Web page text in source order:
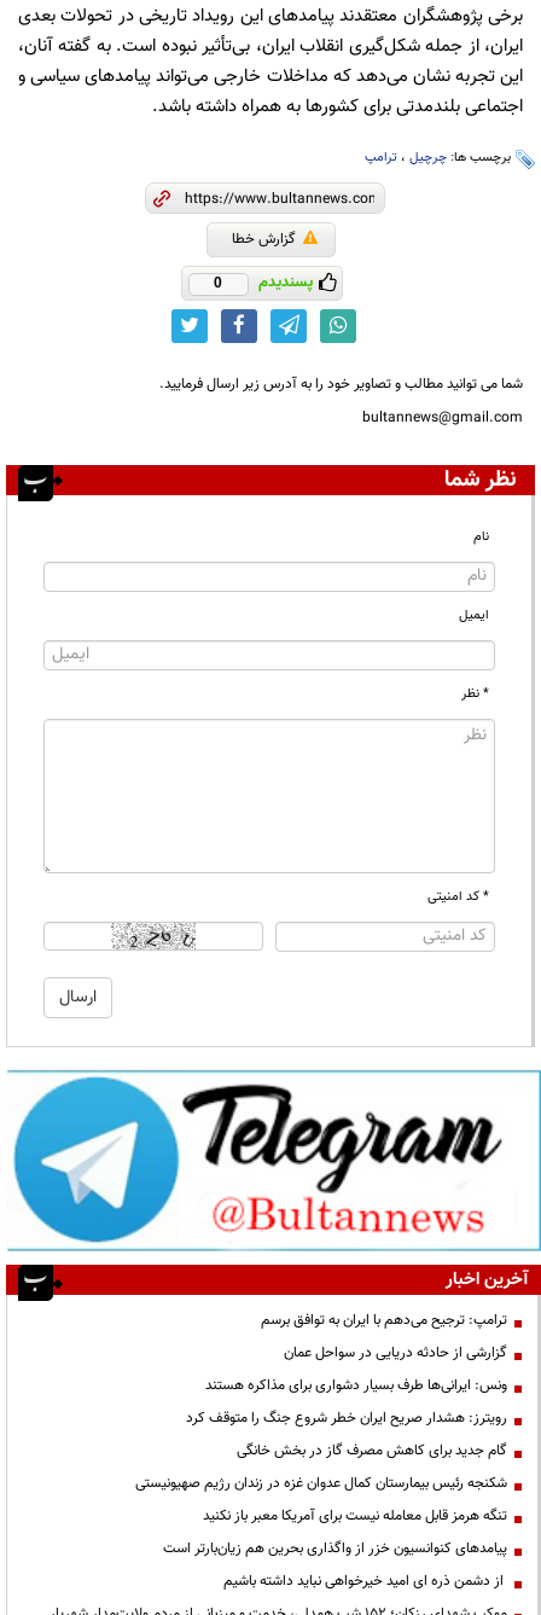
برخی پژوهشگران معتقدند پیامدهای این رویداد تاریخی در تحولات بعدی
ایران، از جمله شکل‌گیری انقلاب ایران، بی‌تأثیر نبوده است. به گفته آنان،
این تجربه نشان می‌دهد که مداخلات خارجی می‌تواند پیامدهای سیاسی و
اجتماعی بلندمدتی برای کشورها به همراه داشته باشد.
برچسب ها: چرچیل ، ترامپ
گزارش خطا
پسندیدم 0
شما می توانید مطالب و تصاویر خود را به آدرس زیر ارسال فرمایید.
bultannews@gmail.com
نظر شما
نام
ایمیل
* نظر
* کد امنیتی
آخرین اخبار
ترامپ: ترجیح می‌دهم با ایران به توافق برسم
گزارشی از حادثه دریایی در سواحل عمان
ونس: ایرانی‌ها طرف بسیار دشواری برای مذاکره هستند
رویترز: هشدار صریح ایران خطر شروع جنگ را متوقف کرد
گام جدید برای کاهش مصرف گاز در بخش خانگی
شکنجه رئیس بیمارستان کمال عدوان غزه در زندان رژیم صهیونیستی
تنگه هرمز قابل معامله نیست برای آمریکا معبر باز نکنید
پیامدهای کنوانسیون خزر از واگذاری بحرین هم زیان‌بارتر است
از دشمن ذره ای امید خیرخواهی نباید داشته باشیم